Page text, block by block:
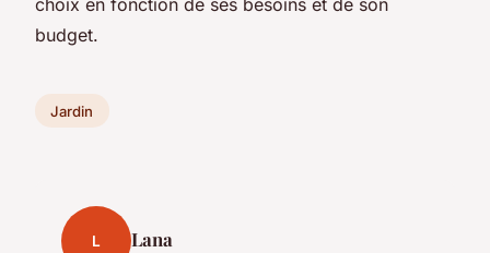
budget.
Jardin
L Lana